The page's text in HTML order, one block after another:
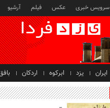
سرویس خبری عکس فیلم آرشیو
ایران یزد ابرکوه اردکان